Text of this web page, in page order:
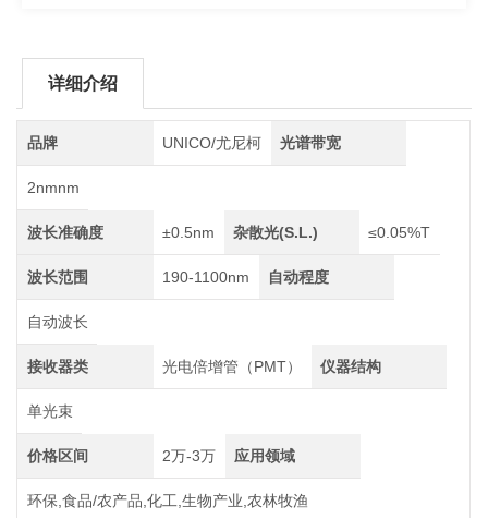
详细介绍
品牌 UNICO/尤尼柯 光谱带宽
2nmnm
波长准确度 ±0.5nm 杂散光(S.L.) ≤0.05%T
波长范围 190-1100nm 自动程度
自动波长
接收器类 光电倍增管（PMT） 仪器结构
单光束
价格区间 2万-3万 应用领域
环保,食品/农产品,化工,生物产业,农林牧渔